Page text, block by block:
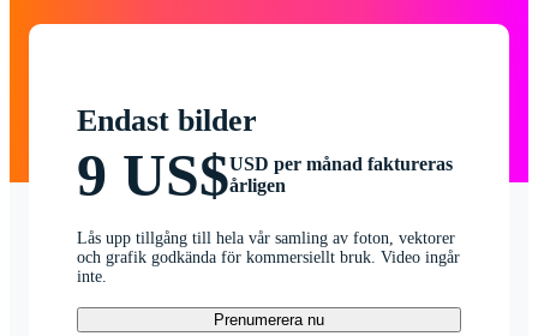
Endast bilder
9 US$USD per månad faktureras
årligen
Lås upp tillgång till hela vår samling av foton, vektorer
och grafik godkända för kommersiellt bruk. Video ingår
inte.
Prenumerera nu